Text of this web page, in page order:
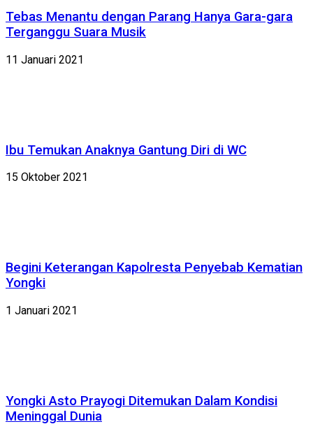
Tebas Menantu dengan Parang Hanya Gara-gara
Terganggu Suara Musik
11 Januari 2021
Ibu Temukan Anaknya Gantung Diri di WC
15 Oktober 2021
Begini Keterangan Kapolresta Penyebab Kematian
Yongki
1 Januari 2021
Yongki Asto Prayogi Ditemukan Dalam Kondisi
Meninggal Dunia